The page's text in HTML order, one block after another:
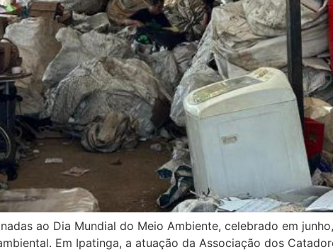
ao Dia Mundial do Meio Ambiente, celebrado em
Em Ipatinga, a atuação da Associação dos